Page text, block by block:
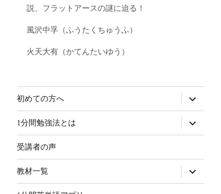
説、フラットアースの謎に迫る！
風沢中孚（ふうたくちゅうふ）
火天大有（かてんたいゆう）
初めての方へ
ブ
メ
ニ
ュ
ー
開
1分間勉強法とは
ブ
メ
ー
を
展
開
受講者の声
教材一覧
ブ
メ